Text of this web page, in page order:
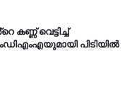
കണ്ണ് വെട്ടിച്ച്
പിടിയിൽ